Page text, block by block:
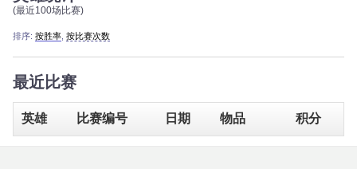
(最近100场比赛)
排序: 按胜率 按比赛次数
最近比赛
英雄 比赛编号 日期 物品 积分